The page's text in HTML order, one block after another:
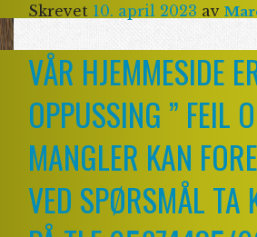
Skrevet 10. april 2023 av
VÅR HJEMMESIDE
OPPUSSING ” FEIL
MANGLER KAN
VED SPØRSMÅL TA